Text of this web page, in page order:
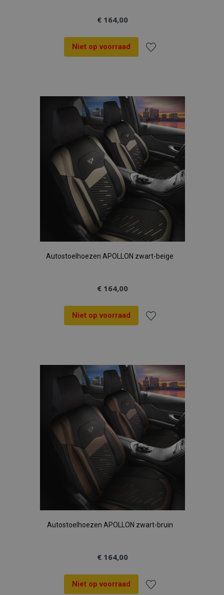
€ 164,00
Niet op voorraad
aan
verlanglijst
Autostoelhoezen APOLLON zwart-beige
€ 164,00
Niet op voorraad
aan
verlanglijst
Autostoelhoezen APOLLON zwart-bruin
€ 164,00
Niet op voorraad